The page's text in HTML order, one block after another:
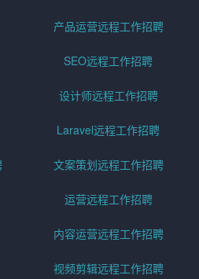
产品运营远程工作招聘
SEO远程工作招聘
设计师远程工作招聘
Laravel远程工作招聘
文案策划远程工作招聘
运营远程工作招聘
内容运营远程工作招聘
视频剪辑远程工作招聘